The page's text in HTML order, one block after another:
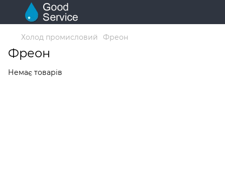
Холод промисловий Фреон
Фреон
Немає товарів